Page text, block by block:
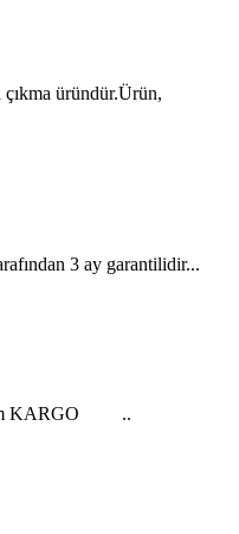
üründür.Ürün,
3 ay garantilidir...
KARGO ..